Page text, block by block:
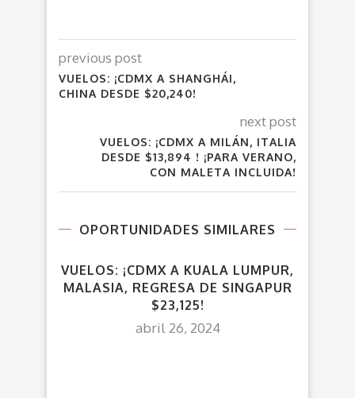
previous post
VUELOS: ¡CDMX A SHANGHÁI,
CHINA DESDE $20,240!
next post
VUELOS: ¡CDMX A MILÁN, ITALIA
DESDE $13,894 ! ¡PARA VERANO,
CON MALETA INCLUIDA!
OPORTUNIDADES SIMILARES
VUELOS: ¡CDMX A KUALA LUMPUR,
MALASIA, REGRESA DE SINGAPUR
$23,125!
abril 26, 2024